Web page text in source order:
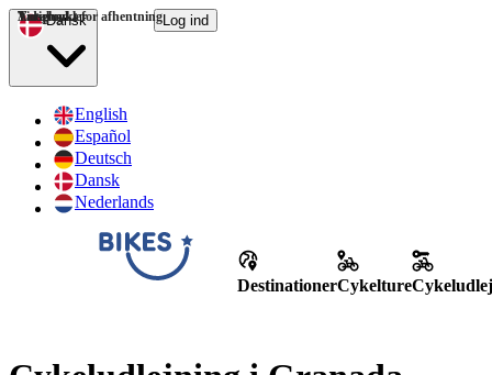
Dansk
English
Español
Deutsch
Dansk
Nederlands
Log ind
DestinationerCykelture
Tidspunkt for afhentning
Antal cykler
Varighed